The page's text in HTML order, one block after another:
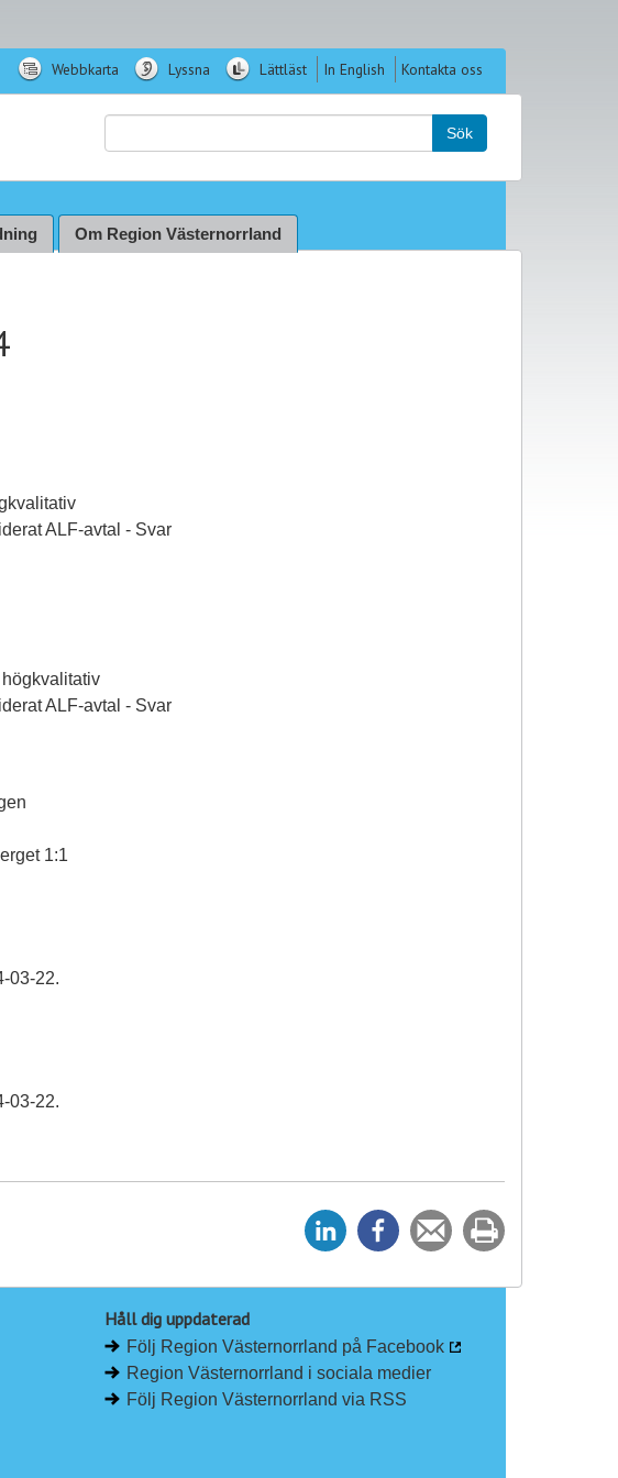
Webbkarta Lyssna Lättläst In English Kontakta oss
Sök
Om Region Västernorrland
ALF-avtal - Svar
ALF-avtal - Svar
1:1
03-22.
03-22.
e
p
å
L
e
p
å
F
Tipsa
en
ut
Håll dig uppdaterad
Följ Region Västernorrland på Facebook
Region Västernorrland i sociala medier
Följ Region Västernorrland via RSS